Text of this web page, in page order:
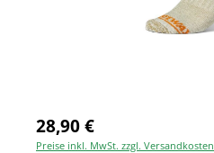
28,90 €
Preise inkl. MwSt. zzgl. Versandkosten